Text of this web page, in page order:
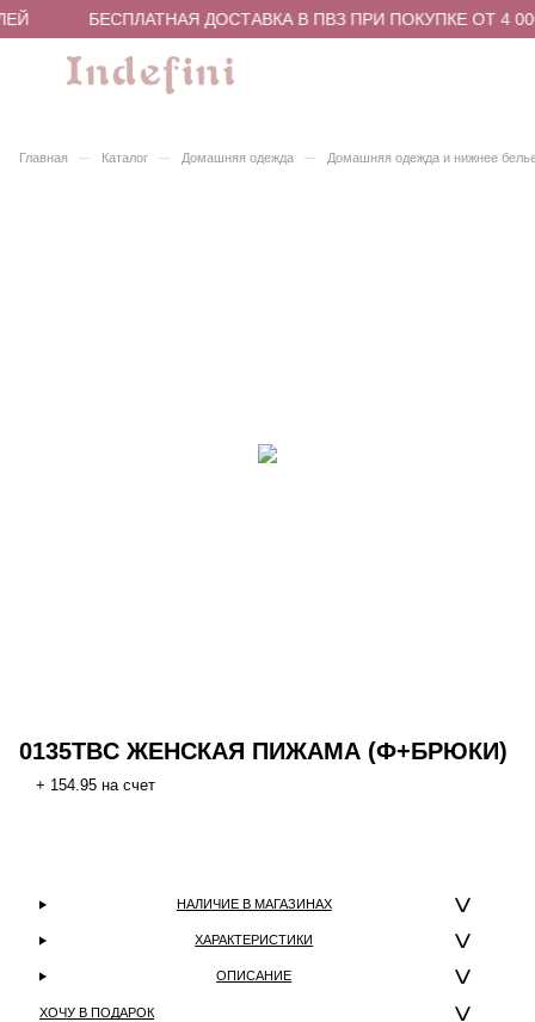
БЕСПЛАТНАЯ ДОСТАВКА В ПВЗ ПРИ ПОКУПКЕ ОТ 4
Главная – Каталог – Домашняя одежда – Домашняя одежда и нижнее
0135TBC ЖЕНСКАЯ ПИЖАМА (Ф+БРЮКИ)
+ 154.95 на счет
НАЛИЧИЕ В МАГАЗИНАХ
ХАРАКТЕРИСТИКИ
ОПИСАНИЕ
ХОЧУ В ПОДАРОК